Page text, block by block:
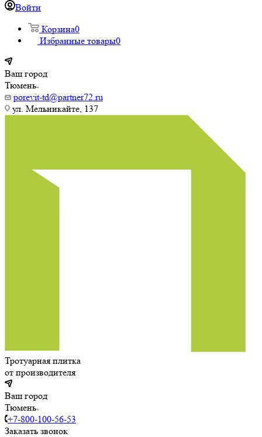
Войти
Корзина0
Избранные товары0
Ваш город
Тюмень
porevit-td@partner72.ru
ул. Мельникайте, 137
Тротуарная плитка
от производителя
Ваш город
Тюмень
+7-800-100-56-53
Заказать звонок